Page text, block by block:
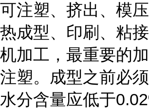
可注塑、挤出、模压
热成型、印刷、粘
机加工，最重要的
注塑。成型之前必
水分含量应低于